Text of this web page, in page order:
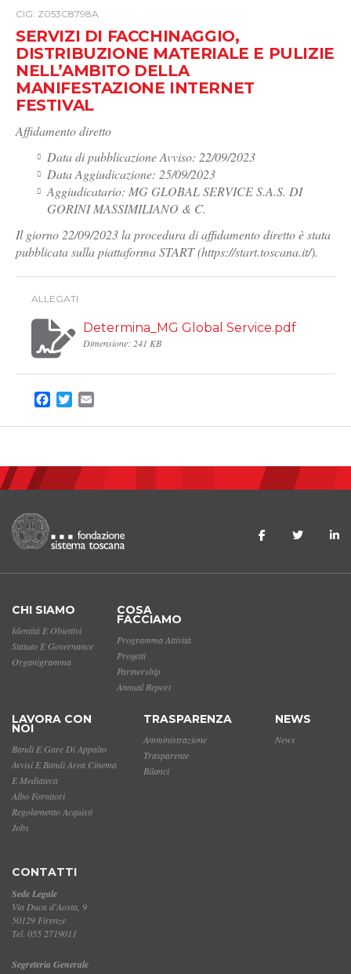
CIG: Z053C8798A
SERVIZI DI FACCHINAGGIO,
DISTRIBUZIONE MATERIALE E PULIZIE
NELL’AMBITO DELLA
MANIFESTAZIONE INTERNET
FESTIVAL
Affidamento diretto
Data di pubblicazione Avviso: 22/09/2023
Data Aggiudicazione: 25/09/2023
Aggiudicatario: MG GLOBAL SERVICE S.A.S. DI
GORINI MASSIMILIANO & C.
Il giorno 22/09/2023 la procedura di affidamento diretto è stata
pubblicata sulla piattaforma START (https://start.toscana.it/).
ALLEGATI
Determina_MG Global Service.pdf
Dimensione: 241 KB
Facebook
Twitter
CHI SIAMO
Identità E Obiettivi
Statuto E Governance
Organigramma
COSA
FACCIAMO
Programma Attività
Progetti
Partnership
Annual Report
LAVORA CON
NOI
Bandi E Gare Di Appalto
Avvisi E Bandi Area Cinema
E Mediateca
Albo Fornitori
Regolamento Acquisti
Jobs
TRASPARENZA
Amministrazione
Trasparente
Bilanci
NEWS
News
CONTATTI
Sede Legale
Via Duca d'Aosta, 9
50129 Firenze
Tel. 055 2719011
Segreteria Generale